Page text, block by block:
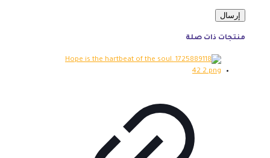
منتجات ذات صلة